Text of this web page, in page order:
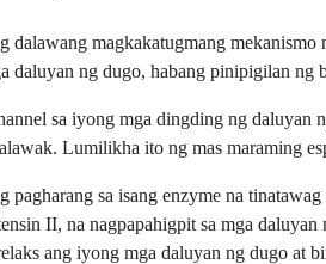
magkakatugmang
ng dugo, habang pinipigilan
sa iyong mga dingding ng
Lumilikha ito ng mas maraming
pagharang sa isang enzyme na
II, na nagpapahigpit sa mga
ang iyong mga daluyan ng dugo at